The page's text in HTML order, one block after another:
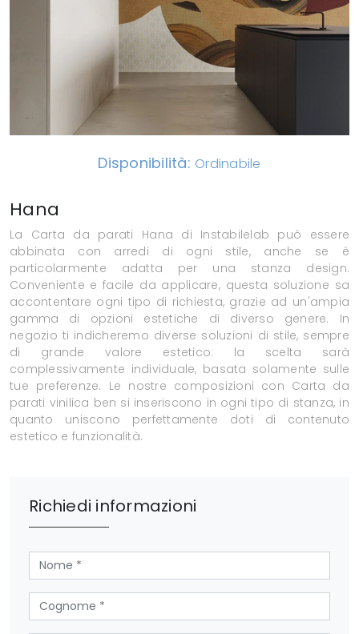
Disponibilità: Ordinabile
Hana
La Carta da parati Hana di Instabilelab può essere
abbinata con arredi di ogni stile, anche se è
particolarmente adatta per una stanza design.
Conveniente e facile da applicare, questa soluzione sa
accontentare ogni tipo di richiesta, grazie ad un'ampia
gamma di opzioni estetiche di diverso genere. In
negozio ti indicheremo diverse soluzioni di stile, sempre
di grande valore estetico: la scelta sarà
complessivamente individuale, basata solamente sulle
tue preferenze. Le nostre composizioni con Carta da
parati vinilica ben si inseriscono in ogni tipo di stanza, in
quanto uniscono perfettamente doti di contenuto
estetico e funzionalità.
Richiedi informazioni